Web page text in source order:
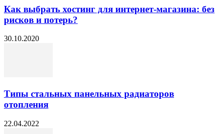
Как выбрать хостинг для интернет-магазина: без
рисков и потерь?
30.10.2020
Типы стальных панельных радиаторов
отопления
22.04.2022